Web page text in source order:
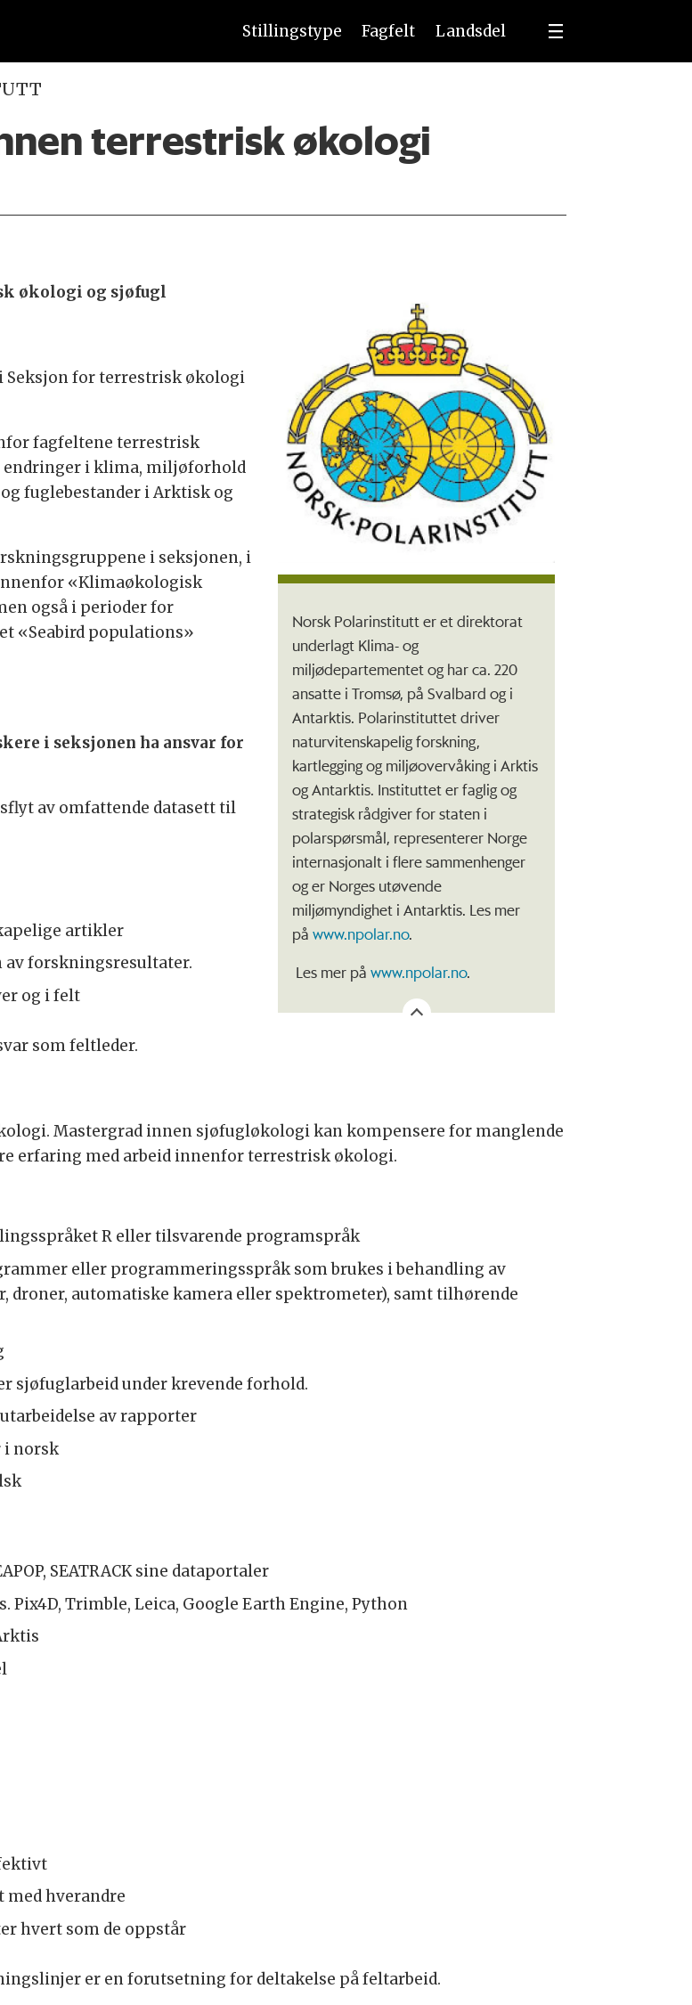
Stillingstype Fagfelt Landsdel
terrestrisk økologi
Norsk Polarinstitutt er et direktorat
underlagt Klima- og
miljødepartementet og har ca. 220
ansatte i Tromsø, på Svalbard og i
Antarktis. Polarinstituttet driver
naturvitenskapelig forskning,
kartlegging og miljøovervåking i Arktis
og Antarktis. Instituttet er faglig og
strategisk rådgiver for staten i
polarspørsmål, representerer Norge
internasjonalt i flere sammenhenger
og er Norges utøvende
miljømyndighet i Antarktis. Les mer
på www.npolar.no.
Les mer på www.npolar.no.
økologi og sjøfugl
for terrestrisk økologi
fagfeltene terrestrisk
endringer i klima, miljøforhold
fuglebestander i Arktisk og
i seksjonen, i
«Klimaøkologisk
også i perioder for
«Seabird populations»
i seksjonen ha ansvar for
av omfattende datasett til
artikler
forskningsresultater.
og i felt
som feltleder.
Mastergrad innen sjøfugløkologi kan kompensere for manglende
erfaring med arbeid innenfor terrestrisk økologi.
R eller tilsvarende programspråk
eller programmeringsspråk som brukes i behandling av
droner, automatiske kamera eller spektrometer), samt tilhørende
sjøfuglarbeid under krevende forhold.
av rapporter
i norsk
SEATRACK sine dataportaler
Trimble, Leica, Google Earth Engine, Python
med hverandre
hvert som de oppstår
er en forutsetning for deltakelse på feltarbeid.